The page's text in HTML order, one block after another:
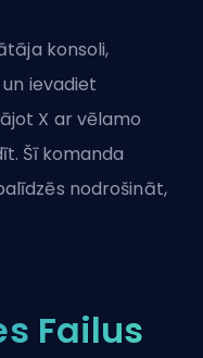
konsoli,
ievadiet
X ar vēlamo
Šī komanda
nodrošināt,
Failus